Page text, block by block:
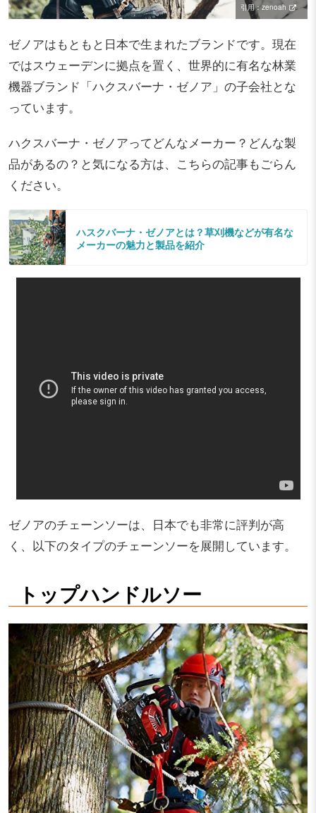
引用：zenoah
ゼノアはもともと日本で生まれたブランドです。現在
ではスウェーデンに拠点を置く、世界的に有名な林業
機器ブランド「ハクスバーナ・ゼノア」の子会社とな
っています。
ハクスバーナ・ゼノアってどんなメーカー？どんな製
品があるの？と気になる方は、こちらの記事もごらん
ください。
ハスクバーナ・ゼノアとは？草刈機などが有名な
メーカーの魅力と製品を紹介
ゼノアのチェーンソーは、日本でも非常に評判が高
く、以下のタイプのチェーンソーを展開しています。
トップハンドルソー